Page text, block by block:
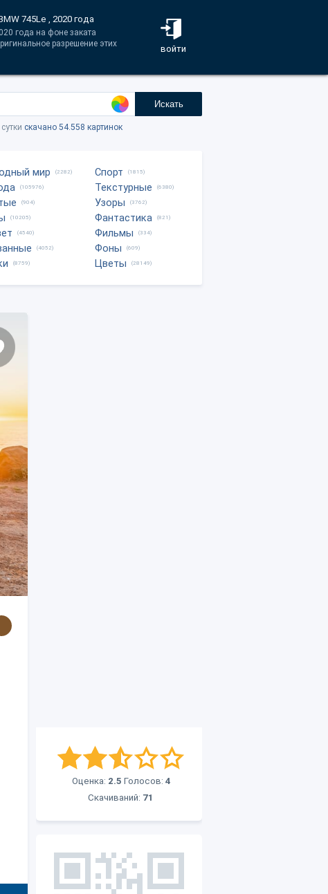
войти
745Le , 2020 года
года на фоне заката
разрешение этих
Искать
скачано 54.558 картинок
мир (2282)
(105976)
(904)
(10205)
(4540)
(4052)
(8759)
Спорт (1815)
Текстурные (6380)
Узоры (3762)
Фантастика (821)
Фильмы (334)
Фоны (609)
Цветы (28149)
Оценка: 2.5 Голосов: 4
Скачиваний: 71